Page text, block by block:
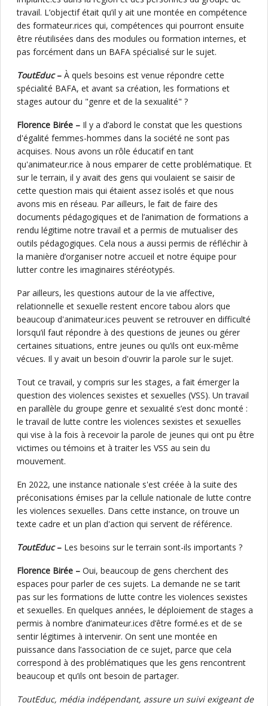
travail. L’objectif était qu’il y ait une montée en compétence
des formateur.rices qui, compétences qui pourront ensuite
être réutilisées dans des modules ou formation internes, et
pas forcément dans un BAFA spécialisé sur le sujet.
ToutEduc– À quels besoins est venue répondre cette
spécialité BAFA, et avant sa création, les formations et
stages autour du "genre et de la sexualité" ?
Florence Birée – Il y a d’abord le constat que les questions
d'égalité femmes-hommes dans la société ne sont pas
acquises. Nous avons un rôle éducatif en tant
qu'animateur.rice à nous emparer de cette problématique. Et
sur le terrain, il y avait des gens qui voulaient se saisir de
cette question mais qui étaient assez isolés et que nous
avons mis en réseau. Par ailleurs, le fait de faire des
documents pédagogiques et de l’animation de formations a
rendu légitime notre travail et a permis de mutualiser des
outils pédagogiques. Cela nous a aussi permis de réfléchir à
la manière d’organiser notre accueil et notre équipe pour
lutter contre les imaginaires stéréotypés.
Par ailleurs, les questions autour de la vie affective,
relationnelle et sexuelle restent encore tabou alors que
beaucoup d'animateur.ices peuvent se retrouver en difficulté
lorsqu’il faut répondre à des questions de jeunes ou gérer
certaines situations, entre jeunes ou qu’ils ont eux-même
vécues. Il y avait un besoin d'ouvrir la parole sur le sujet.
Tout ce travail, y compris sur les stages, a fait émerger la
question des violences sexistes et sexuelles (VSS). Un travail
en parallèle du groupe genre et sexualité s’est donc monté :
le travail de lutte contre les violences sexistes et sexuelles
qui vise à la fois à recevoir la parole de jeunes qui ont pu être
victimes ou témoins et à traiter les VSS au sein du
mouvement.
En 2022, une instance nationale s'est créée à la suite des
préconisations émises par la cellule nationale de lutte contre
les violences sexuelles. Dans cette instance, on trouve un
texte cadre et un plan d'action qui servent de référence.
ToutEduc– Les besoins sur le terrain sont-ils importants ?
Florence Birée – Oui, beaucoup de gens cherchent des
espaces pour parler de ces sujets. La demande ne se tarit
pas sur les formations de lutte contre les violences sexistes
et sexuelles. En quelques années, le déploiement de stages a
permis à nombre d’animateur.ices d’être formé.es et de se
sentir légitimes à intervenir. On sent une montée en
puissance dans l’association de ce sujet, parce que cela
correspond à des problématiques que les gens rencontrent
beaucoup et qu’ils ont besoin de partager.
ToutEduc, média indépendant, assure un suivi exigeant de